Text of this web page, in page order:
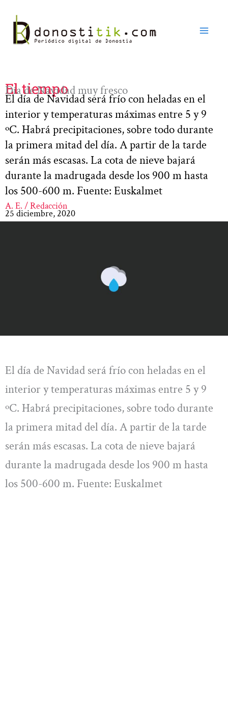
contenido
El tiempo
Día de Navidad muy fresco
El día de Navidad será frío con heladas en el
interior y temperaturas máximas entre 5 y 9
ºC. Habrá precipitaciones, sobre todo durante
la primera mitad del día. A partir de la tarde
serán más escasas. La cota de nieve bajará
durante la madrugada desde los 900 m hasta
los 500-600 m. Fuente: Euskalmet
A. E. / Redacción
25 diciembre, 2020
El día de Navidad será frío con heladas en el
interior y temperaturas máximas entre 5 y 9
ºC. Habrá precipitaciones, sobre todo durante
la primera mitad del día. A partir de la tarde
serán más escasas. La cota de nieve bajará
durante la madrugada desde los 900 m hasta
los 500-600 m. Fuente: Euskalmet